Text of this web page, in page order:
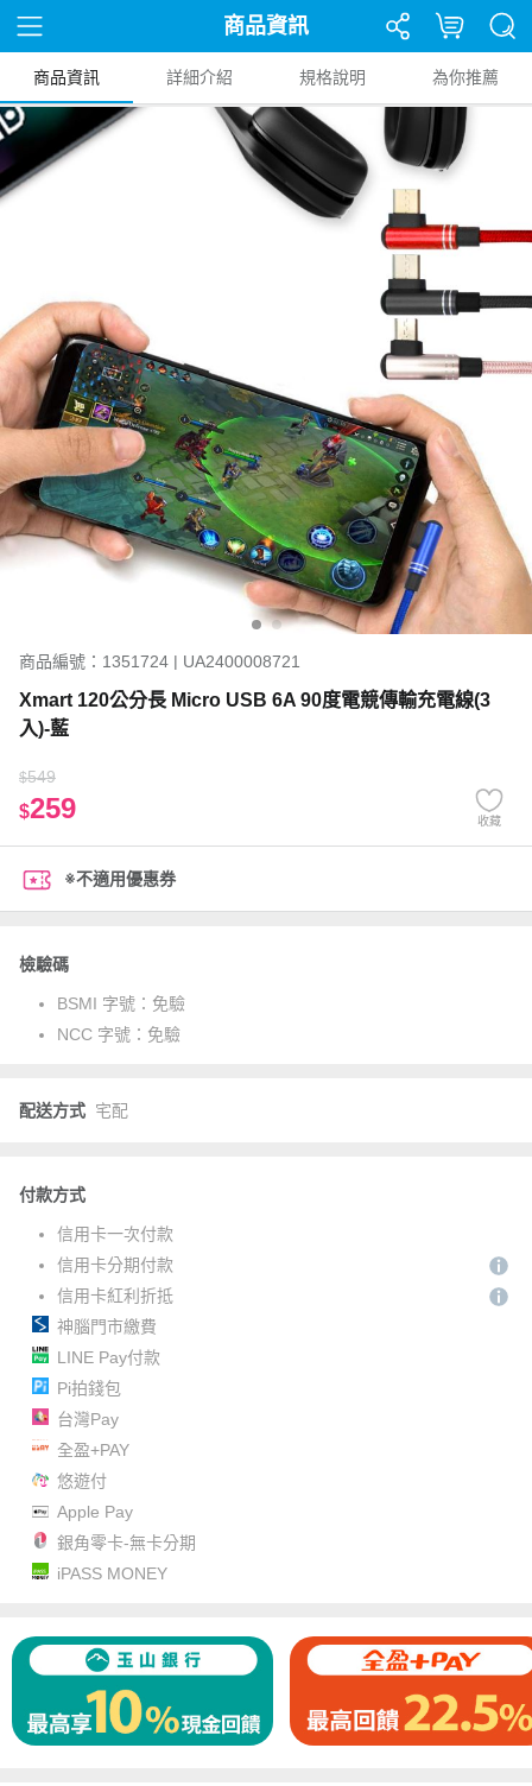
商品資訊
商品資訊 詳細介紹 規格說明 為你推薦
商品編號：1351724 | UA2400008721
Xmart 120公分長 Micro USB 6A 90度電競傳輸充電線(3
入)-藍
$549
$259 收藏
※不適用優惠券
檢驗碼
BSMI 字號： 免驗
NCC 字號： 免驗
配送方式 宅配
付款方式
信用卡一次付款
信用卡分期付款
信用卡紅利折抵
神腦門市繳費
LINE Pay付款
Pi拍錢包
台灣Pay
全盈+PAY
悠遊付
Apple Pay
銀角零卡-無卡分期
iPASS MONEY